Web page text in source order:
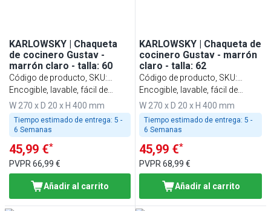
KARLOWSKY | Chaqueta
de cocinero Gustav -
marrón claro - talla: 60
Código de producto, SKU:
KJGHBK60
Encogible, lavable, fácil de
cuidar
W 270 x D 20 x H 400 mm
Tiempo estimado de entrega: 5 -
6 Semanas
45,99 €*
PVPR 66,99 €
Añadir al carrito
KARLOWSKY | Chaqueta de
cocinero Gustav - marrón
claro - talla: 62
Código de producto, SKU:
KJGHBK62
Encogible, lavable, fácil de
cuidar
W 270 x D 20 x H 400 mm
Tiempo estimado de entrega: 5 -
6 Semanas
45,99 €*
PVPR68,99 €
Añadir al carrito